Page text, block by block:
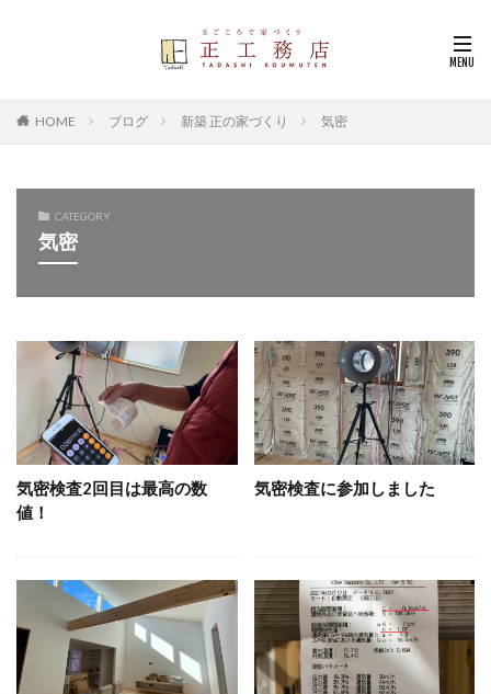
HOME ブログ 新築 正の家づくり 気密
CATEGORY
気密
気密検査2回目は最高の数
値！
気密検査に参加しました